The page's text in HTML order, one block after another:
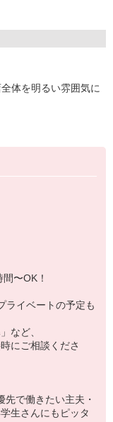
用カードを支給！
さい）
！
体を明るい雰囲気に
す。
います。
！
文を伺い
ズ。
ぼんを洗います。
感のある営業が自慢
〜OK！
ライベートの予定も
など、
にご相談くださ
で働きたい主夫・
生さんにもピッタ